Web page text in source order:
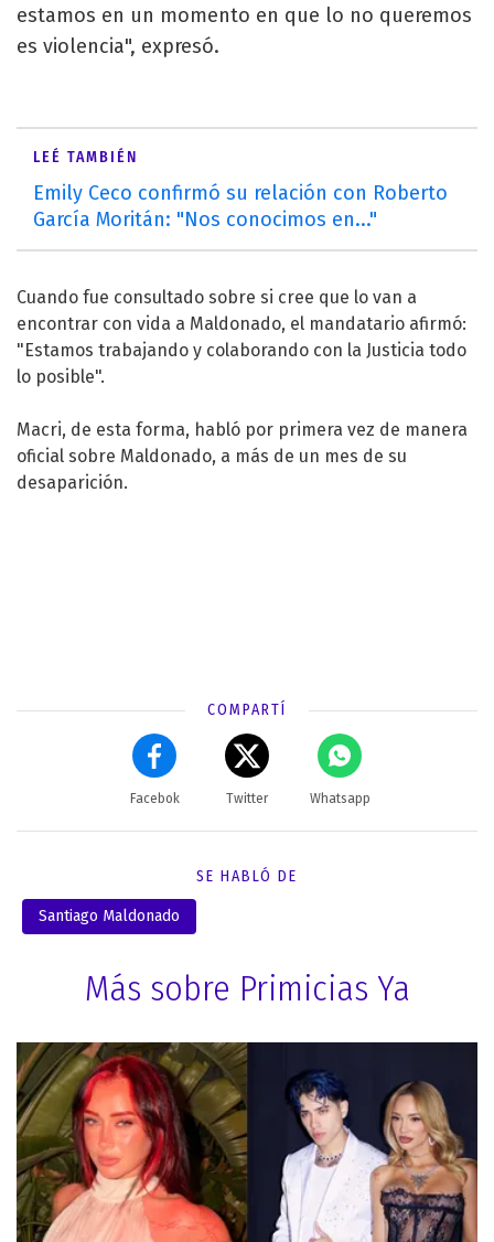
estamos en un momento en que lo no queremos
es violencia", expresó.
LEÉ TAMBIÉN
Emily Ceco confirmó su relación con Roberto
García Moritán: "Nos conocimos en..."
Cuando fue consultado sobre si cree que lo van a
encontrar con vida a Maldonado, el mandatario afirmó:
"Estamos trabajando y colaborando con la Justicia todo
lo posible".
Macri, de esta forma, habló por primera vez de manera
oficial sobre Maldonado, a más de un mes de su
desaparición.
COMPARTÍ
Facebok Twitter Whatsapp
SE HABLÓ DE
Santiago Maldonado
Más sobre Primicias Ya